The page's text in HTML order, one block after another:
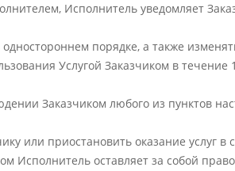
Исполнитель уведомляет
порядке, а также
Услугой Заказчиком в
Заказчиком любого из пунктов
или приостановить оказание услуг в
Исполнитель оставляет за собой